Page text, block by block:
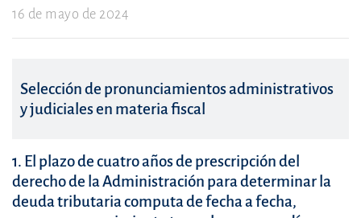
16 de mayo de 2024
Selección de pronunciamientos administrativos
y judiciales en materia fiscal
1. El plazo de cuatro años de prescripción del
derecho de la Administración para determinar la
deuda tributaria computa de fecha a fecha,